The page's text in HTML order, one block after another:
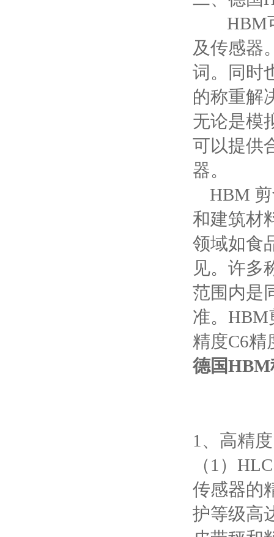
HBM可
及传感器
词。同时
的称重解
无论是模
可以提供
器。
HBM 剪
和建筑材
领域如食
见。许多
范围内是
准。HBM
精度C6精
德国
1、高精度
（1）
传感器的
护等级高